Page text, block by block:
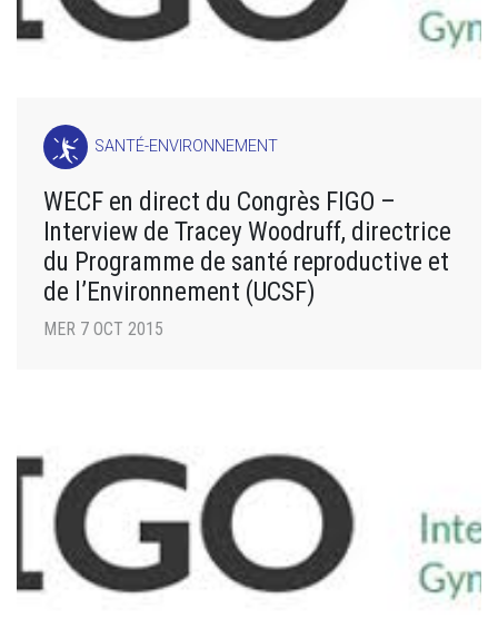
SANTÉ-ENVIRONNEMENT
WECF en direct du Congrès FIGO –
Interview de Tracey Woodruff, directrice
du Programme de santé reproductive et
de l’Environnement (UCSF)
MER 7 OCT 2015